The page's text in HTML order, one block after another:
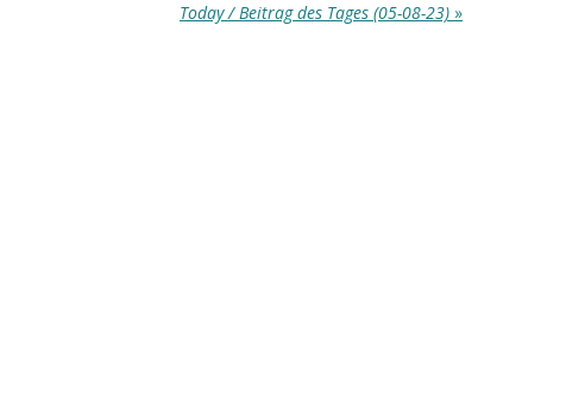
Today / Beitrag des Tages (05-08-23) »